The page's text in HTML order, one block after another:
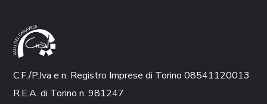
C.F./P.Iva e n. Registro Imprese di Torino 08541120013
R.E.A. di Torino n. 981247